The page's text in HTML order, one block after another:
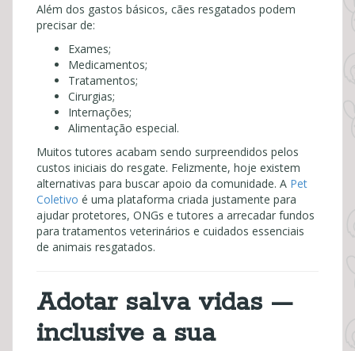
Além dos gastos básicos, cães resgatados podem
precisar de:
Exames;
Medicamentos;
Tratamentos;
Cirurgias;
Internações;
Alimentação especial.
Muitos tutores acabam sendo surpreendidos pelos
custos iniciais do resgate. Felizmente, hoje existem
alternativas para buscar apoio da comunidade. A Pet
Coletivo é uma plataforma criada justamente para
ajudar protetores, ONGs e tutores a arrecadar fundos
para tratamentos veterinários e cuidados essenciais
de animais resgatados.
Adotar salva vidas —
inclusive a sua